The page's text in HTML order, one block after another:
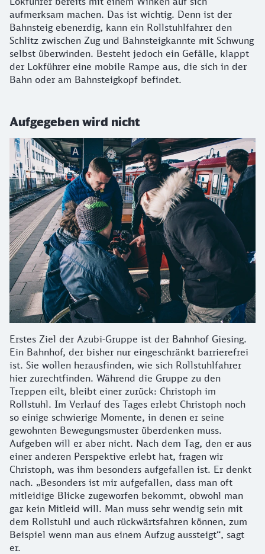
aufmerksam machen. Das ist wichtig. Denn ist der
Bahnsteig ebenerdig, kann ein Rollstuhlfahrer den
Schlitz zwischen Zug und Bahnsteigkannte mit Schwung
selbst überwinden. Besteht jedoch ein Gefälle, klappt
der Lokführer eine mobile Rampe aus, die sich in der
Bahn oder am Bahnsteigkopf befindet.
Aufgegeben wird nicht
Erstes Ziel der Azubi-Gruppe ist der Bahnhof Giesing.
Ein Bahnhof, der bisher nur eingeschränkt barrierefrei
ist. Sie wollen herausfinden, wie sich Rollstuhlfahrer
hier zurechtfinden. Während die Gruppe zu den
Treppen eilt, bleibt einer zurück: Christoph im
Rollstuhl. Im Verlauf des Tages erlebt Christoph noch
so einige schwierige Momente, in denen er seine
gewohnten Bewegungsmuster überdenken muss.
Aufgeben will er aber nicht. Nach dem Tag, den er aus
einer anderen Perspektive erlebt hat, fragen wir
Christoph, was ihm besonders aufgefallen ist. Er denkt
nach. „Besonders ist mir aufgefallen, dass man oft
mitleidige Blicke zugeworfen bekommt, obwohl man
gar kein Mitleid will. Man muss sehr wendig sein mit
dem Rollstuhl und auch rückwärtsfahren können, zum
Beispiel wenn man aus einem Aufzug aussteigt“, sagt
er.